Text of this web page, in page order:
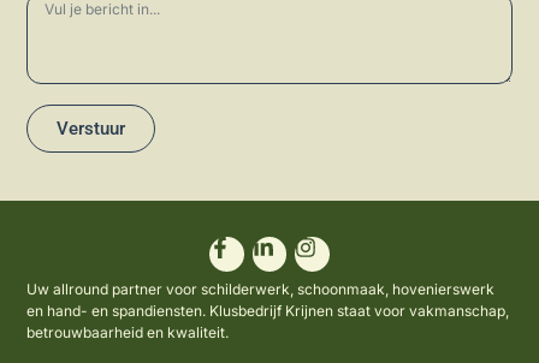
Verstuur
Uw allround partner voor schilderwerk, schoonmaak, hovenierswerk
en hand- en spandiensten. Klusbedrijf Krijnen staat voor vakmanschap,
betrouwbaarheid en kwaliteit.